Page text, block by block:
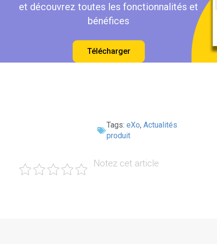
et découvrez toutes les fonctionnalités et
bénéfices
Télécharger
Tags: eXo,Actualités
produit